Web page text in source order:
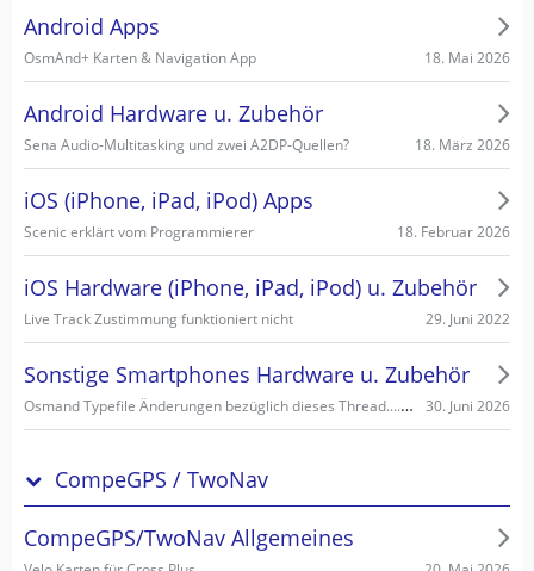
Android Apps
OsmAnd+ Karten & Navigation App 18. Mai 2026
Android Hardware u. Zubehör
Sena Audio-Multitasking und zwei A2DP-Quellen? 18. März 2026
iOS (iPhone, iPad, iPod) Apps
Scenic erklärt vom Programmierer 18. Februar 2026
iOS Hardware (iPhone, iPad, iPod) u. Zubehör
Live Track Zustimmung funktioniert nicht 29. Juni 2022
Sonstige Smartphones Hardware u. Zubehör
Osmand Typefile Änderungen bezüglich dieses Thread....., mögliche Fehlerquelle warum es nicht gehen kann... 30. Juni 2026
CompeGPS / TwoNav
CompeGPS/TwoNav Allgemeines